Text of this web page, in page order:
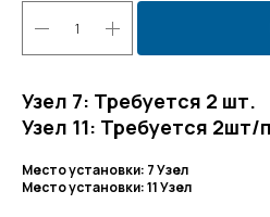
Узел 7: Требуется 2 шт.
Узел 11: Требуется 2шт/
Место установки: 7 Узел
Место установки: 11 Узел